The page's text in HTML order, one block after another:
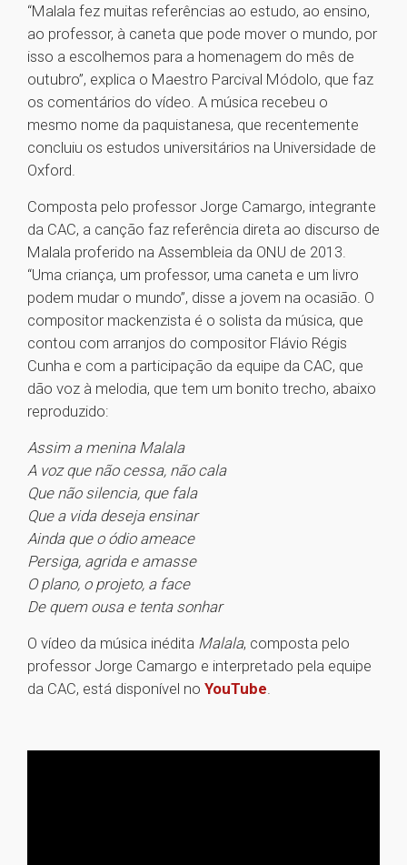
“Malala fez muitas referências ao estudo, ao ensino,
ao professor, à caneta que pode mover o mundo, por
isso a escolhemos para a homenagem do mês de
outubro”, explica o Maestro Parcival Módolo, que faz
os comentários do vídeo. A música recebeu o
mesmo nome da paquistanesa, que recentemente
concluiu os estudos universitários na Universidade de
Oxford.
Composta pelo professor Jorge Camargo, integrante
da CAC, a canção faz referência direta ao discurso de
Malala proferido na Assembleia da ONU de 2013.
“Uma criança, um professor, uma caneta e um livro
podem mudar o mundo”, disse a jovem na ocasião. O
compositor mackenzista é o solista da música, que
contou com arranjos do compositor Flávio Régis
Cunha e com a participação da equipe da CAC, que
dão voz à melodia, que tem um bonito trecho, abaixo
reproduzido:
Assim a menina Malala
A voz que não cessa, não cala
Que não silencia, que fala
Que a vida deseja ensinar
Ainda que o ódio ameace
Persiga, agrida e amasse
O plano, o projeto, a face
De quem ousa e tenta sonhar
O vídeo da música inédita Malala, composta pelo
professor Jorge Camargo e interpretado pela equipe
da CAC, está disponível no YouTube.